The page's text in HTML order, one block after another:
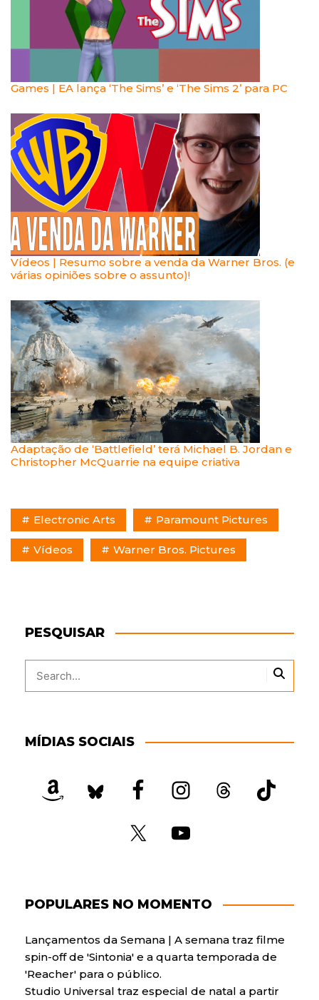
Games | EA lança ‘The Sims’ e ‘The Sims 2’ para PC
Vídeos | Resumo sobre a venda da Warner Bros. (e
várias opiniões sobre o assunto)!
Adaptação de ‘Battlefield’ terá Michael B. Jordan e
Christopher McQuarrie na equipe criativa
Electronic Arts Paramount Pictures
Vídeos Warner Bros. Pictures
PESQUISAR
MÍDIAS SOCIAIS
POPULARES NO MOMENTO
Lançamentos da Semana | A semana traz filme
spin-off de 'Sintonia' e a quarta temporada de
'Reacher' para o público.
Studio Universal traz especial de natal a partir